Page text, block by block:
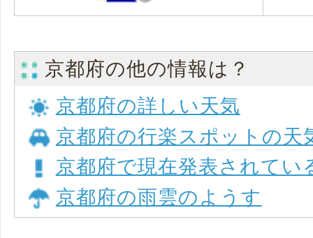
京都府の他の情報は？
京都府の詳しい天気
京都府の行楽スポットの天
京都府で現在発表されてい
京都府の雨雲のようす